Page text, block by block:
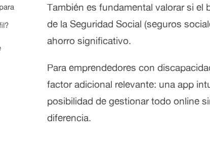
También es fundamental valorar si
de la Seguridad Social (seguros
ahorro significativo.
Para emprendedores con
factor adicional relevante: una app
posibilidad de gestionar todo online
diferencia.